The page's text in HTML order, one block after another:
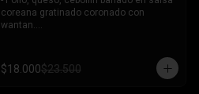
coreana gratinado coronado con
wantan.
wantan.
-kanikama, palta envuelto en sesamo.
$18.000$23.500